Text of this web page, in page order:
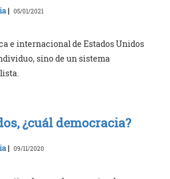
| 05/01/2021
e internacional de Estados Unidos
sino de un sistema
¿cuál democracia?
| 09/11/2020